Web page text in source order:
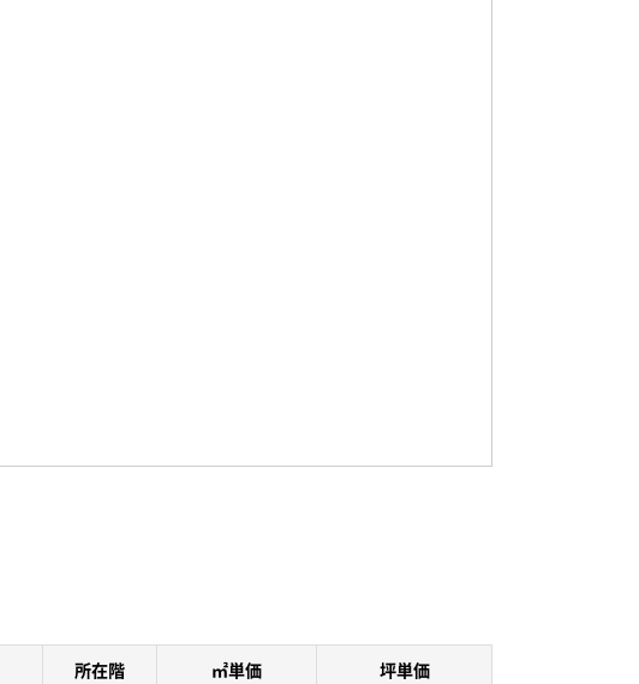
所在階 ㎡単価
坪単価